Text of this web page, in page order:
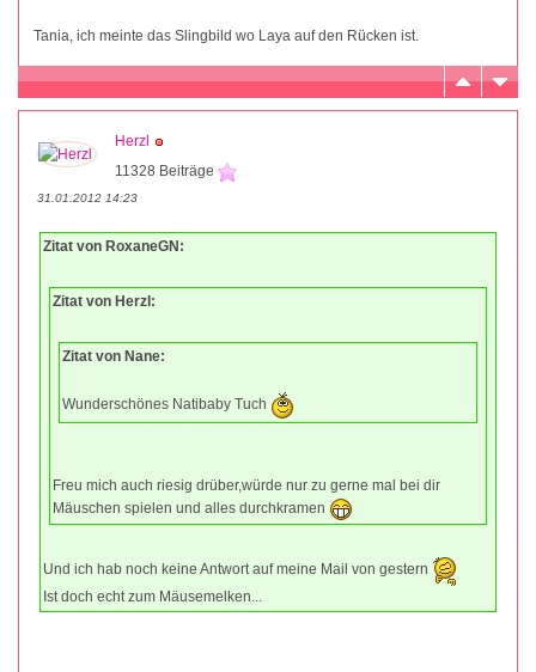
Tania, ich meinte das Slingbild wo Laya auf den Rücken ist.
Herzl
11328 Beiträge
31.01.2012 14:23
Zitat von RoxaneGN:
Zitat von Herzl:
Zitat von Nane:
Wunderschönes Natibaby Tuch
Freu mich auch riesig drüber,würde nur zu gerne mal bei dir
Mäuschen spielen und alles durchkramen
Und ich hab noch keine Antwort auf meine Mail von gestern
Ist doch echt zum Mäusemelken...